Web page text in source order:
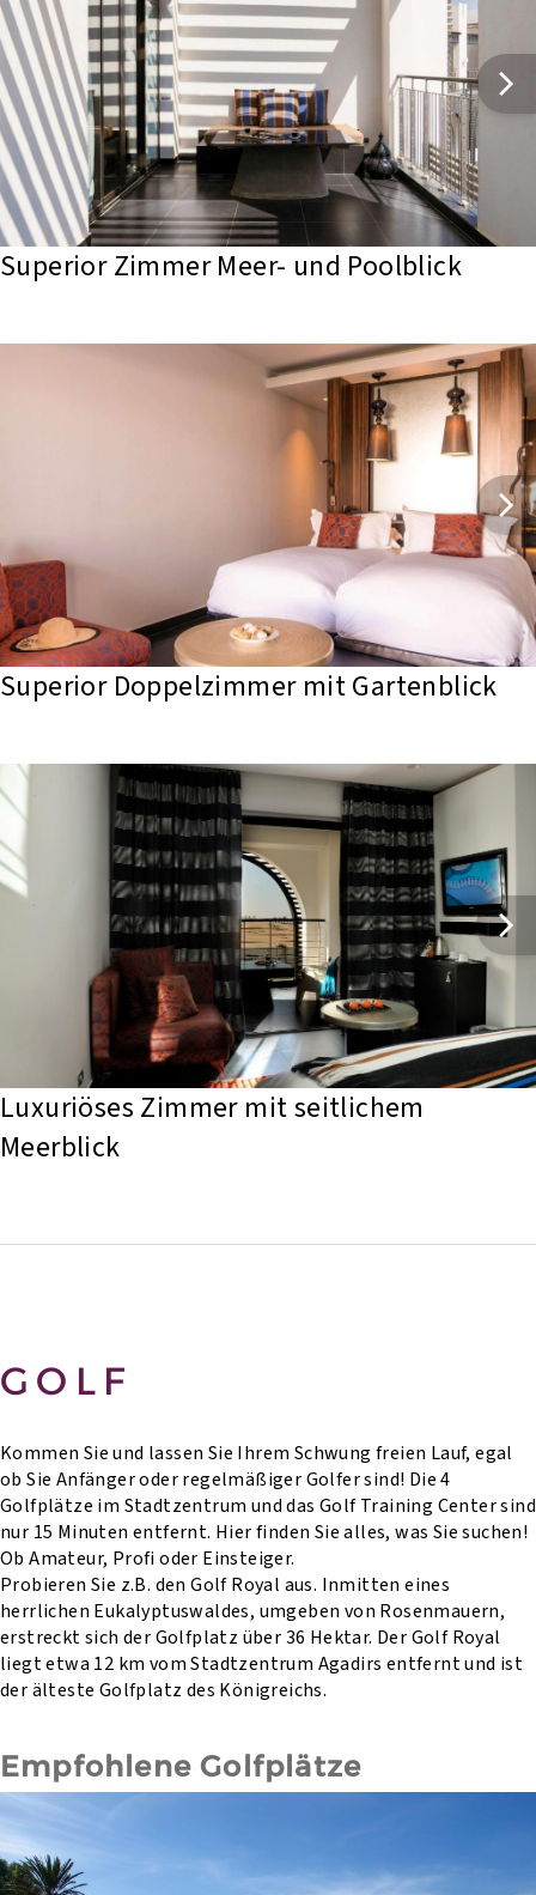
Superior Zimmer Meer- und Poolblick
Superior Doppelzimmer mit Gartenblick
Luxuriöses Zimmer mit seitlichem
Meerblick
GOLF
Kommen Sie und lassen Sie Ihrem Schwung freien Lauf, egal
ob Sie Anfänger oder regelmäßiger Golfer sind! Die 4
Golfplätze im Stadtzentrum und das Golf Training Center sind
nur 15 Minuten entfernt. Hier finden Sie alles, was Sie suchen!
Ob Amateur, Profi oder Einsteiger.
Probieren Sie z.B. den Golf Royal aus. Inmitten eines
herrlichen Eukalyptuswaldes, umgeben von Rosenmauern,
erstreckt sich der Golfplatz über 36 Hektar. Der Golf Royal
liegt etwa 12 km vom Stadtzentrum Agadirs entfernt und ist
der älteste Golfplatz des Königreichs.
Empfohlene Golfplätze